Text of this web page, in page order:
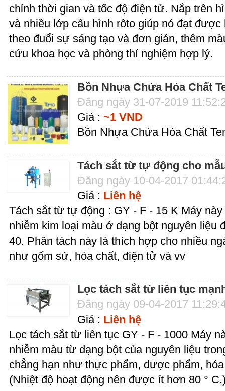
chỉnh thời gian và tốc độ điện tử. Nắp trên
và nhiều lớp cấu hình rôto giúp nó đạt được
theo đuổi sự sáng tạo và đơn giản, thêm
cứu khoa học và phòng thí nghiệm hợp lý.
Bồn Nhựa Chứa Hóa Chất
Đăng ngày 31-07-2019
Giá : ~1 VND
Bồn Nhựa Chứa Hóa Chất
Tách sắt từ tự động cho
Đăng ngày 10-04-2017
Giá : Liên hệ
Tách sắt từ tự động : GY - F - 15 K Máy
nhiễm kim loại màu ở dạng bột nguyên liệu
40. Phân tách này là thích hợp cho nhiều
như gốm sứ, hóa chất, điện tử và vv
Lọc tách sắt từ liên tục
Đăng ngày 09-04-2017
Giá : Liên hệ
Lọc tách sắt từ liên tục GY - F - 1000 Máy
nhiễm màu từ dạng bột của nguyên liệu
chẳng hạn như thực phẩm, dược phẩm,
(Nhiệt độ hoạt động nên được ít hơn 80 °